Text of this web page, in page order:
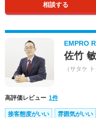
相談する
EMPRO
佐竹
（サタケ
高評価レビュー 1件
接客態度がいい 雰囲気がいい